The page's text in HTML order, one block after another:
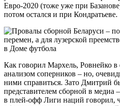
Евро-2020 (тоже уже при
потом остался и при Кондратьеве.
Как говорил Мархель, Ровнейко в
анализом соперников – но,
ними справиться. Зато Дмитрий
представителем сборной в медиа
в плей-офф Лиги наций говорил,